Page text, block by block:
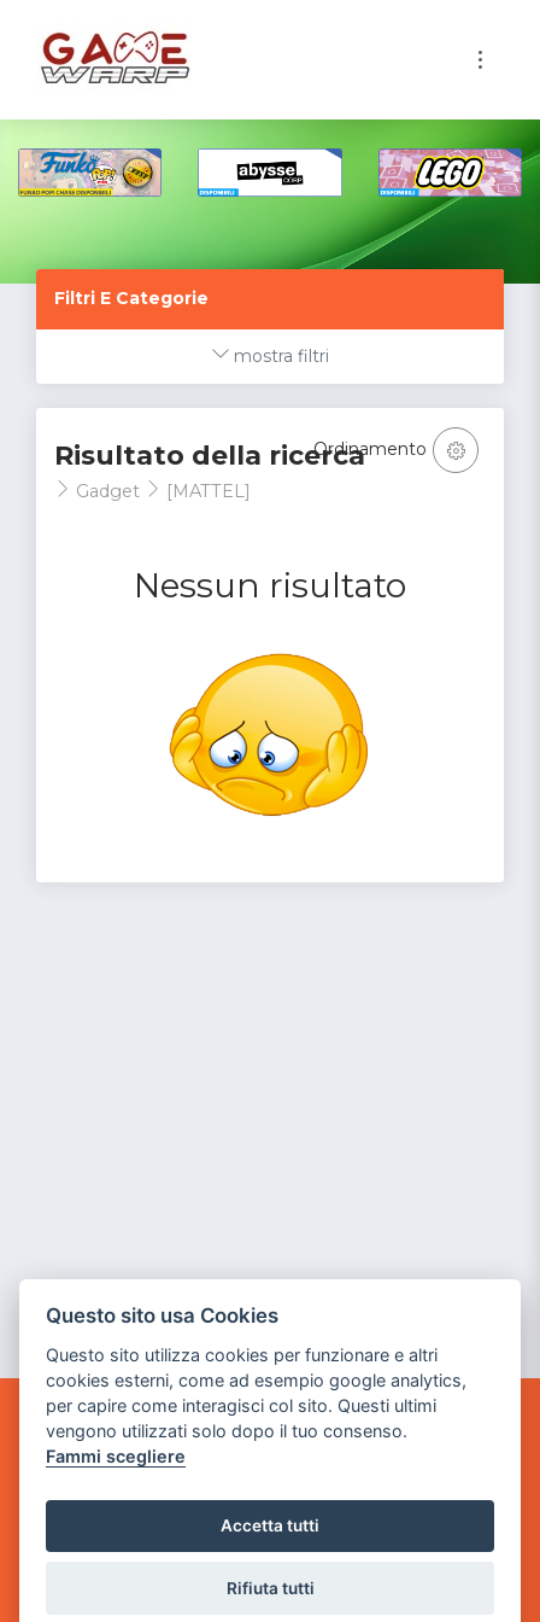
Filtri E Categorie
mostra filtri
Risultato della ricerca
Gadget [MATTEL]
Nessun risultato
Ordinamento
GAME WARP
BY POWER GAME SRL
via Villaggio dei Platani, 3
Questo sito usa Cookies
Questo sito utilizza cookies per funzionare e altri
cookies esterni, come ad esempio google analytics,
per capire come interagisci col sito. Questi ultimi
vengono utilizzati solo dopo il tuo consenso.
Fammi scegliere
Accetta tutti
Rifiuta tutti